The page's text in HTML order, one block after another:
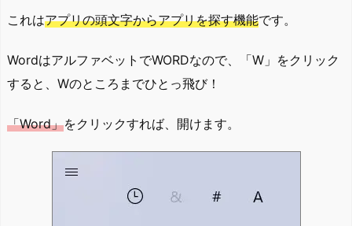
これはアプリの頭文字からアプリを探す機能です。
WordはアルファベットでWORDなので、「W」をクリック
すると、Wのところまでひとっ飛び！
「Word」をクリックすれば、開けます。